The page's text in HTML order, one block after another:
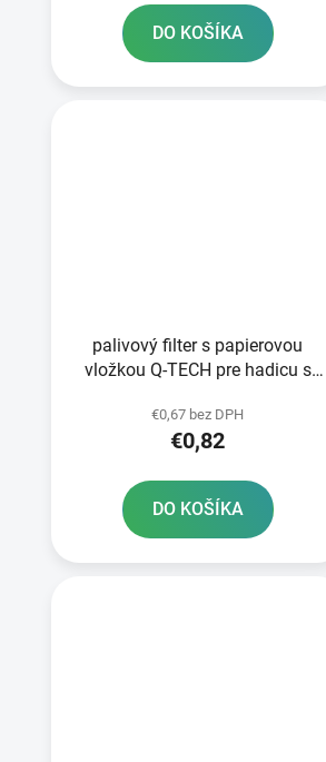
DO KOŠÍKA
palivový filter s papierovou
vložkou Q-TECH pre hadicu s
€0,67 bez DPH
€0,82
DO KOŠÍKA